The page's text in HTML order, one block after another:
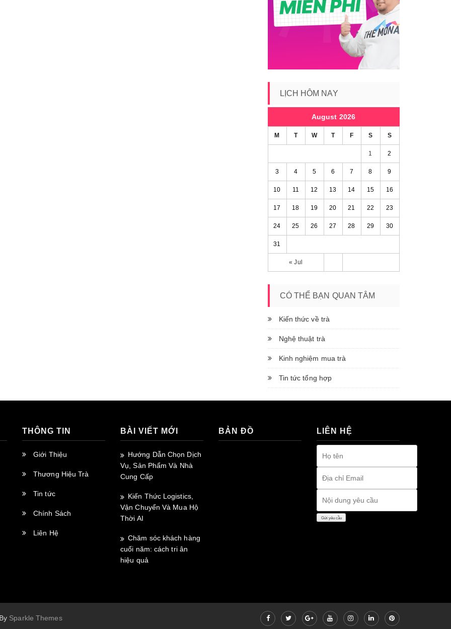
LỊCH HÔM NAY
August 2026
M T W T F S S
« Jul
1 2
3 4 5 6 7 8 9
10 11 12 13 14 15 16
17 18 19 20 21 22 23
24 25 26 27 28 29 30
31
CÓ THỂ BẠN QUAN TÂM
Kiến thức về trà
Nghệ thuật trà
Kinh nghiệm mua trà
Tin tức tổng hợp
THÔNG TIN
Giới Thiệu
Thương Hiệu Trà
Tin tức
Chính Sách
Liên Hệ
BÀI VIẾT MỚI
Hướng Dẫn Chọn Dịch
Vụ, Sản Phẩm Và Nhà
Cung Cấp
Kiến Thức Logistics,
Vận Chuyển Và Mua Hộ
Thời AI
Chăm sóc khách hàng
cuối năm: cách tri ân
hiệu quả
BẢN ĐỒ LIÊN HỆ
Sparkle Themes